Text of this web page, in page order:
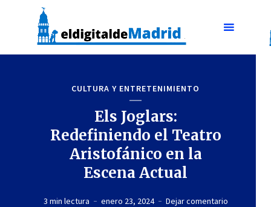
CULTURA Y ENTRETENIMIENTO
Els Joglars:
Redefiniendo el Teatro
Aristofánico en la
Escena Actual
3 min lectura enero 23, 2024 Dejar comentario